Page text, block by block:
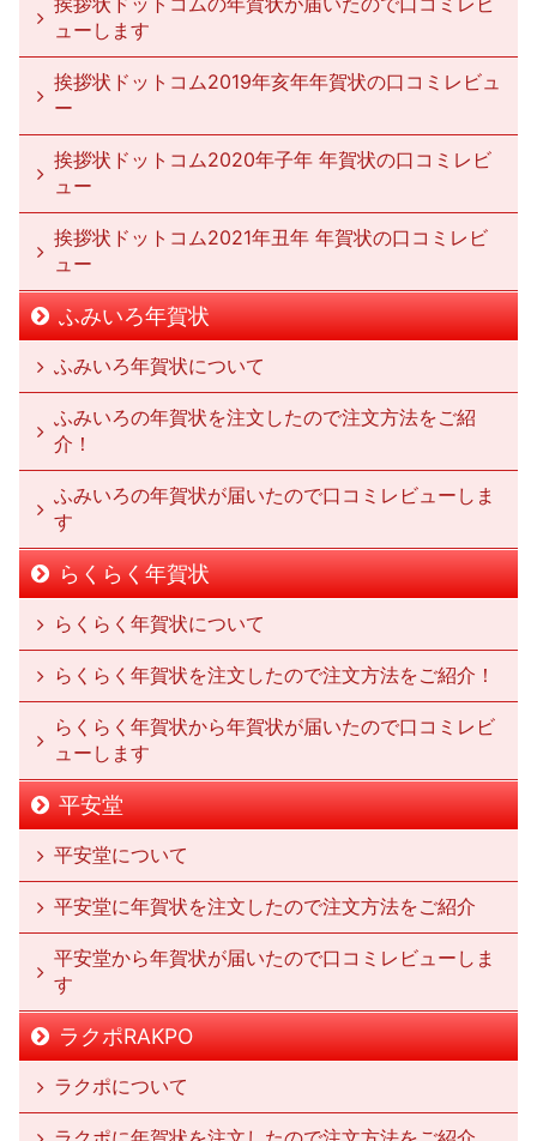
ューします
挨拶状ドットコム2019年亥年年賀状の口コミレビュ
ー
挨拶状ドットコム2020年子年 年賀状の口コミレビ
ュー
挨拶状ドットコム2021年丑年 年賀状の口コミレビ
ュー
ふみいろ年賀状
ふみいろ年賀状について
ふみいろの年賀状を注文したので注文方法をご紹
介！
ふみいろの年賀状が届いたので口コミレビューしま
す
らくらく年賀状
らくらく年賀状について
らくらく年賀状を注文したので注文方法をご紹介！
らくらく年賀状から年賀状が届いたので口コミレビ
ューします
平安堂
平安堂について
平安堂に年賀状を注文したので注文方法をご紹介
平安堂から年賀状が届いたので口コミレビューしま
す
ラクポRAKPO
ラクポについて